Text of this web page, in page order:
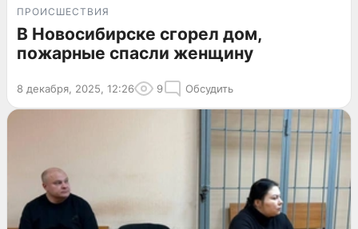
ПРОИСШЕСТВИЯ
В Новосибирске сгорел дом,
пожарные спасли женщину
8 декабря, 2025, 12:26 9 Обсудить